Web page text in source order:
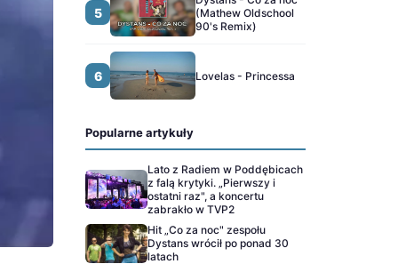
5
(Mathew Oldschool
90's Remix)
6 Lovelas - Princessa
Popularne artykuły
Lato z Radiem w Poddębicach
z falą krytyki. „Pierwszy i
ostatni raz", a koncertu
zabrakło w TVP2
Hit „Co za noc" zespołu
Dystans wrócił po ponad 30
latach